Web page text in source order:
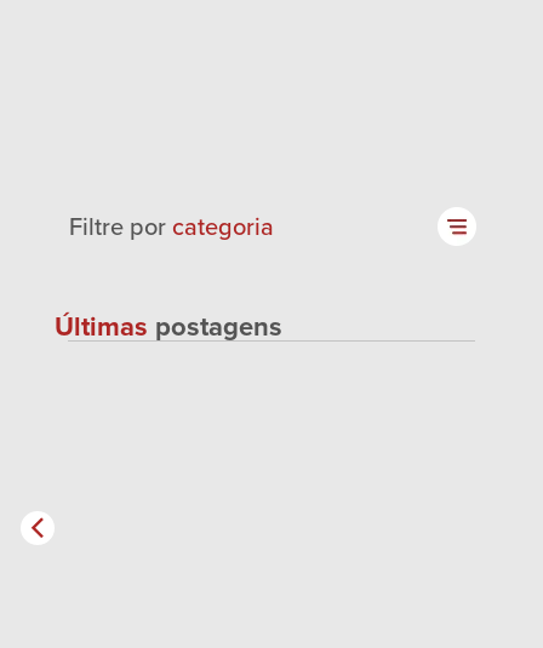
Filtre por categoria
Últimas postagens